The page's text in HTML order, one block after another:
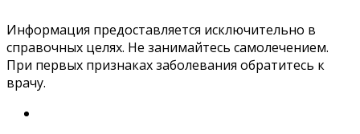
Информация предоставляется исключительно в
справочных целях. Не занимайтесь самолечением.
При первых признаках заболевания обратитесь к
врачу.